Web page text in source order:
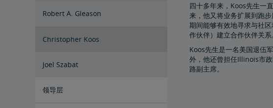
Robert A. Gleason
Christopher Koos
Joel Szabat
领导层
四十多年来，Koos先生一
来，他又将业务扩展到跑
期间能够有效地寻求与社
作伙伴）建立合作伙伴关系
Koos先生是一名美国退伍
外，他还曾担任Illinois市
路副主席。